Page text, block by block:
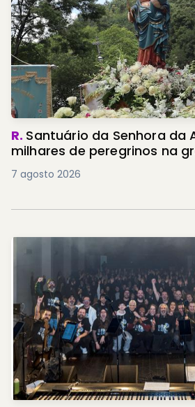
R. Santuário da Senhora da
milhares de peregrinos na
7 agosto 2026